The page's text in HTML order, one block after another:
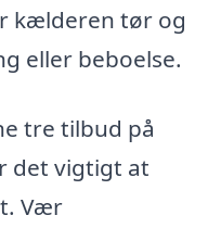
kælderen tør og
eller beboelse.
tre tilbud på
det vigtigt at
Vær